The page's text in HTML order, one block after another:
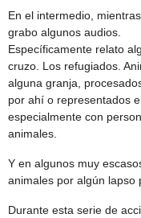
En el intermedio,
grabo algunos audios.
Específicamente relato
cruzo. Los refugiados.
alguna granja,
por ahí o representados
especialmente con
animales.
Y en algunos muy
animales por algún lapso
Durante esta serie de